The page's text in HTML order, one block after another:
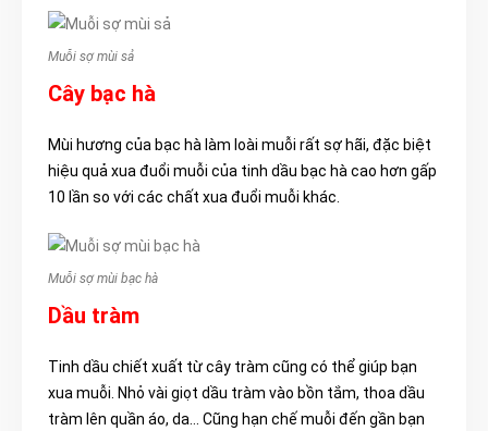
Muỗi sợ mùi sả
Cây bạc hà
Mùi hương của bạc hà làm loài muỗi rất sợ hãi, đặc biệt
hiệu quả xua đuổi muỗi của tinh dầu bạc hà cao hơn gấp
10 lần so với các chất xua đuổi muỗi khác.
Muỗi sợ mùi bạc hà
Dầu tràm
Tinh dầu chiết xuất từ cây tràm cũng có thể giúp bạn
xua muỗi. Nhỏ vài giọt dầu tràm vào bồn tắm, thoa dầu
tràm lên quần áo, da… Cũng hạn chế muỗi đến gần bạn